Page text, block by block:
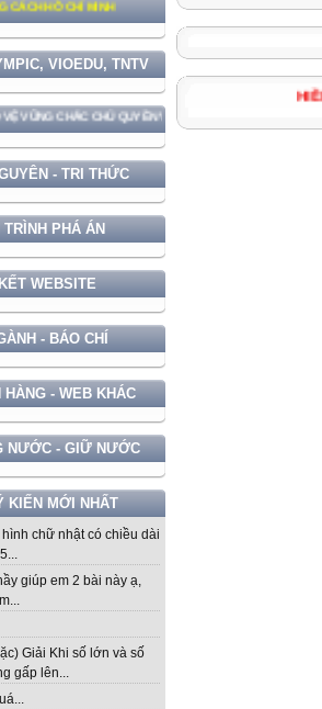
HỒ CHÍ MINH
VIOEDU, TNTV
CHẮC CHỦ QUYỀN VÀ ĐỘC LẬP DÂN TỘC!
- TRI THỨC
TRÌNH PHÁ ÁN
WEBSITE
- BÁO CHÍ
HÀNG - WEB KHÁC
NƯỚC - GIỮ NƯỚC
KIẾN MỚI NHẤT
hình chữ nhật có chiều dài
giúp em 2 bài này ạ,
Giải Khi số lớn và số
gấp lên...